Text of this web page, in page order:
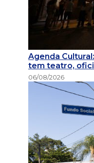
Agenda
tem teatro,
06/08/2026